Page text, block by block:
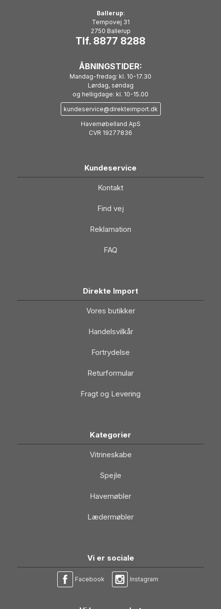
Ballerup:
Tempovej 31
2750 Ballerup
Tlf. 8877 8288
ÅBNINGSTIDER:
Mandag-fredag: kl. 10-17.30
Lørdag, søndag
og helligdage: kl. 10-15.00
kundeservice@direkteimport.dk
Havemøbelland ApS
CVR 19277836
Kundeservice
Kontakt
Find vej
Reklamation
FAQ
Direkte Import
Vores butikker
Handelsvilkår
Fortrydelse
Returformular
Fragt og Levering
Kategorier
Vitrineskabe
Spejle
Havemøbler
Lædermøbler
Vi er sociale
Facebook Instagram